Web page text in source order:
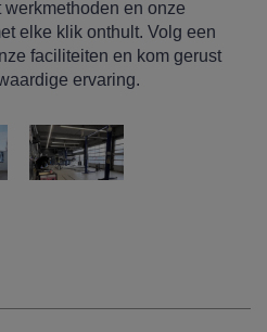
en onze
elke klik onthult. Volg een
faciliteiten en kom gerust
ervaring.